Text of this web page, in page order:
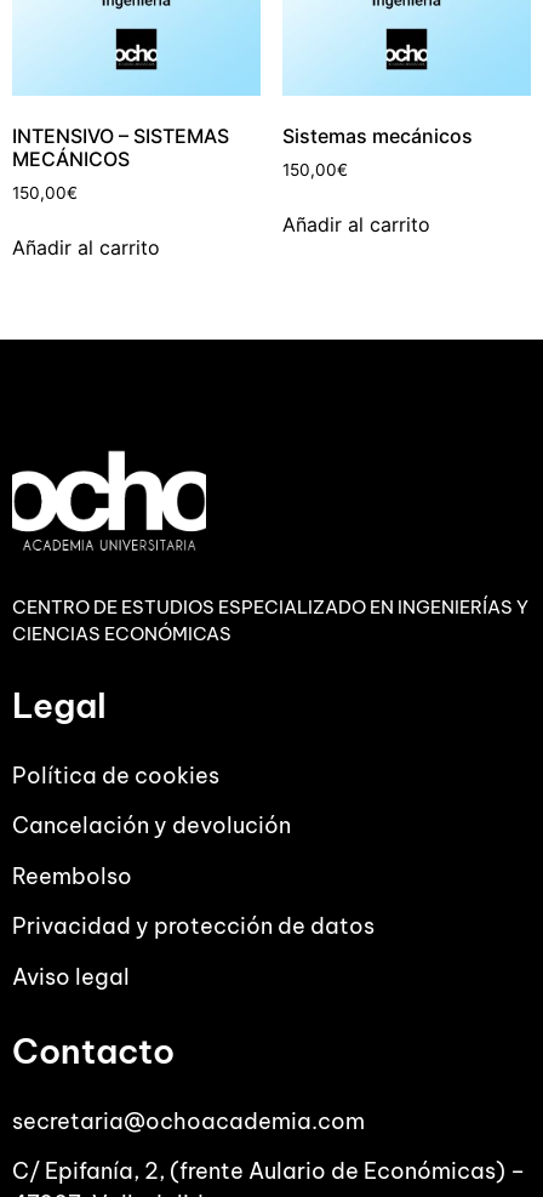
INTENSIVO – SISTEMAS
MECÁNICOS
150,00€
Añadir al carrito
Sistemas mecánicos
150,00€
Añadir al carrito
CENTRO DE ESTUDIOS ESPECIALIZADO EN INGENIERÍAS Y
CIENCIAS ECONÓMICAS
Legal
Política de cookies
Cancelación y devolución
Reembolso
Privacidad y protección de datos
Aviso legal
Contacto
secretaria@ochoacademia.com
C/ Epifanía, 2, (frente Aulario de Económicas) –